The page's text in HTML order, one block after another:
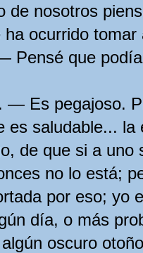
de nosotros
ocurrido tomar
Pensé que
— Es pegajoso.
es saludable... la
de que si a uno
no lo está;
por eso; yo
día, o más
oscuro